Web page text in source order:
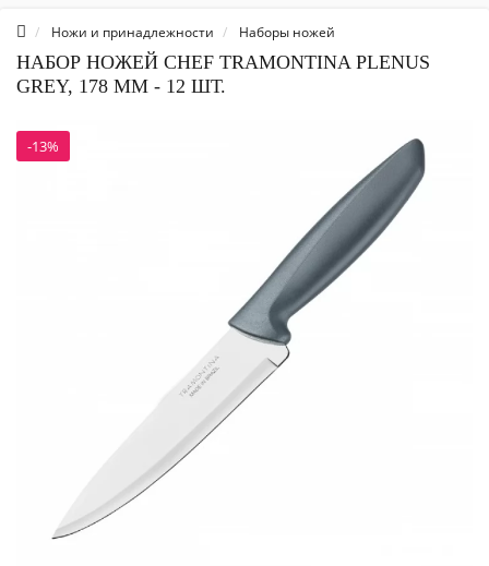
Ножи и принадлежности Наборы ножей
НАБОР НОЖЕЙ CHEF TRAMONTINA PLENUS
GREY, 178 ММ - 12 ШТ.
-13%